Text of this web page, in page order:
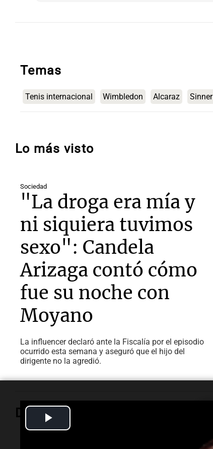
Temas
Tenis internacional Wimbledon Alcaraz Sinner
Lo más visto
Sociedad
"La droga era mía y
ni siquiera tuvimos
sexo": Candela
Arizaga contó cómo
fue su noche con
Moyano
La influencer declaró ante la Fiscalía por el episodio
ocurrido esta semana y aseguró que el hijo del
dirigente no la agredió.
Deportes